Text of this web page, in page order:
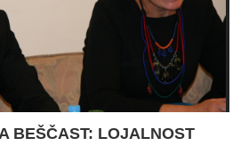
BEŠČAST: LOJALNOST